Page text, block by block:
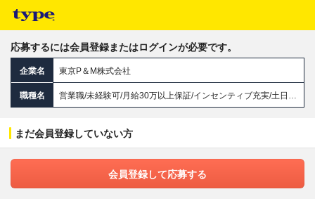
応募するには会員登録またはログインが必要です。
企業名 東京P＆M株式会社
職種名 営業職/未経験可/月給30万以上保証/インセンティブ充実/土日祝休/残業少/20～30代活躍中/スタートアップ
まだ会員登録していない方
会員登録して応募する